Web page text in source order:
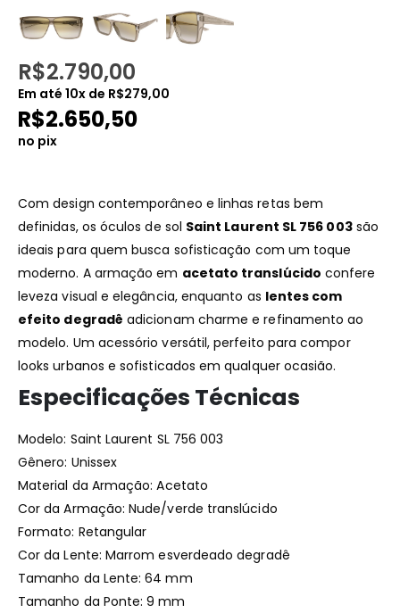
R$2.790,00
Em até 10x de R$279,00
R$2.650,50
no pix
Com design contemporâneo e linhas retas bem
definidas, os óculos de sol Saint Laurent SL 756 003são
ideais para quem busca sofisticação com um toque
moderno. A armação em acetato translúcido confere
leveza visual e elegância, enquanto as lentes com
efeito degradê adicionam charme e refinamento ao
modelo. Um acessório versátil, perfeito para compor
looks urbanos e sofisticados em qualquer ocasião.
Especificações Técnicas
Modelo: Saint Laurent SL 756 003
Gênero: Unissex
Material da Armação: Acetato
Cor da Armação: Nude/verde translúcido
Formato: Retangular
Cor da Lente: Marrom esverdeado degradê
Tamanho da Lente: 64 mm
Tamanho da Ponte: 9 mm